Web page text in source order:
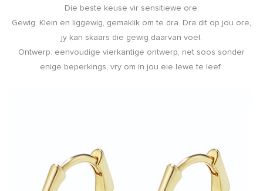
Die beste keuse vir sensitiewe ore.
Gewig: Klein en liggewig, gemaklik om te dra. Dra dit op jou ore,
jy kan skaars die gewig daarvan voel.
Ontwerp: eenvoudige vierkantige ontwerp, net soos sonder
enige beperkings, vry om in jou eie lewe te leef